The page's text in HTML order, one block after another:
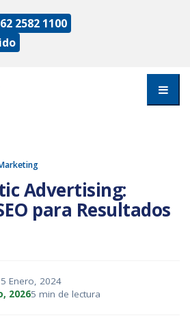
2582 1100
Advertising:
para Resultados
5 Enero, 2024
20265 min de lectura